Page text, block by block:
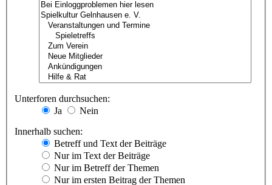
Unterforen durchsuchen:
Ja
Nein
Innerhalb suchen:
Betreff und Text der Beiträge
Nur im Text der Beiträge
Nur im Betreff der Themen
Nur im ersten Beitrag der Themen